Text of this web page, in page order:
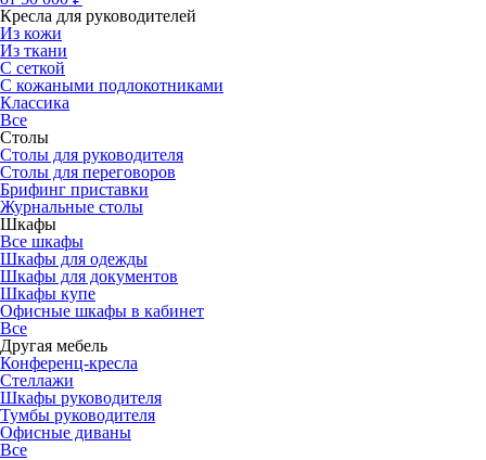
Кресла для руководителей
Из кожи
Из ткани
С сеткой
С кожаными подлокотниками
Классика
Все
Столы
Столы для руководителя
Столы для переговоров
Брифинг приставки
Журнальные столы
Шкафы
Все шкафы
Шкафы для одежды
Шкафы для документов
Шкафы купе
Офисные шкафы в кабинет
Все
Другая мебель
Конференц-кресла
Стеллажи
Шкафы руководителя
Тумбы руководителя
Офисные диваны
Все